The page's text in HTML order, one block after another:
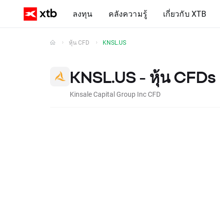
ลงทุน คลังความรู้ เกี่ยวกับ XTB
หุ้น CFD KNSL.US
KNSL.US - หุ้น CFDs
Kinsale Capital Group Inc CFD